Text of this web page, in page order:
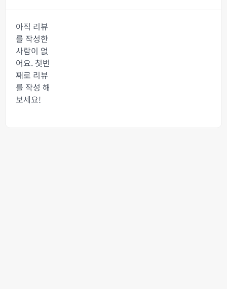
아직 리뷰
를 작성한
사람이 없
어요. 첫번
째로 리뷰
를 작성 해
보세요!